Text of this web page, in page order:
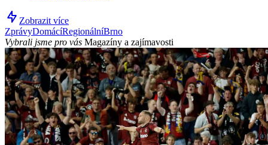
Zobrazit více
ZprávyDomácíRegionálníBrno
Vybrali jsme pro vás Magazíny a zajímavosti